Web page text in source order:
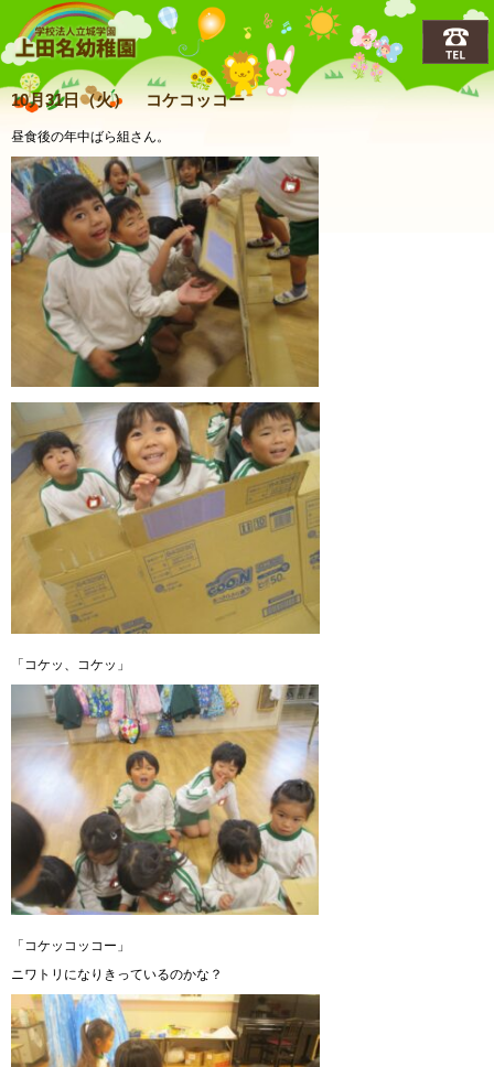
上田名(うえだな)幼稚園
10月31日（火） コケコッコー
昼食後の年中ばら組さん。
「コケッ、コケッ」
「コケッコッコー」
ニワトリになりきっているのかな？